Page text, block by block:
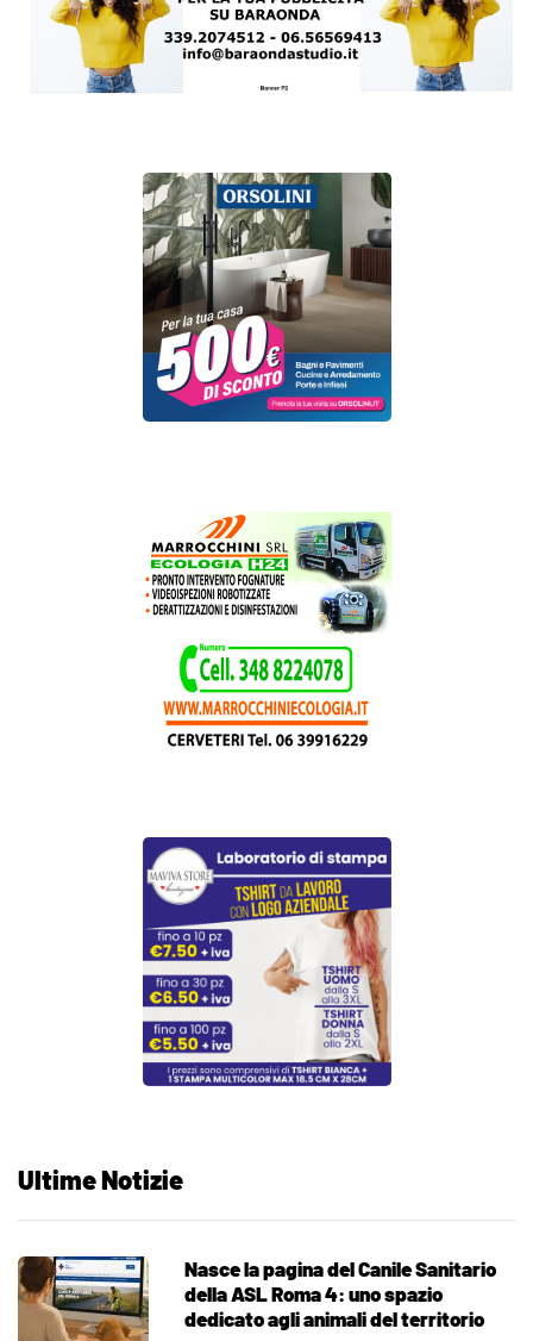
Ultime Notizie
Nasce la pagina del Canile Sanitario
della ASL Roma 4: uno spazio
dedicato agli animali del territorio